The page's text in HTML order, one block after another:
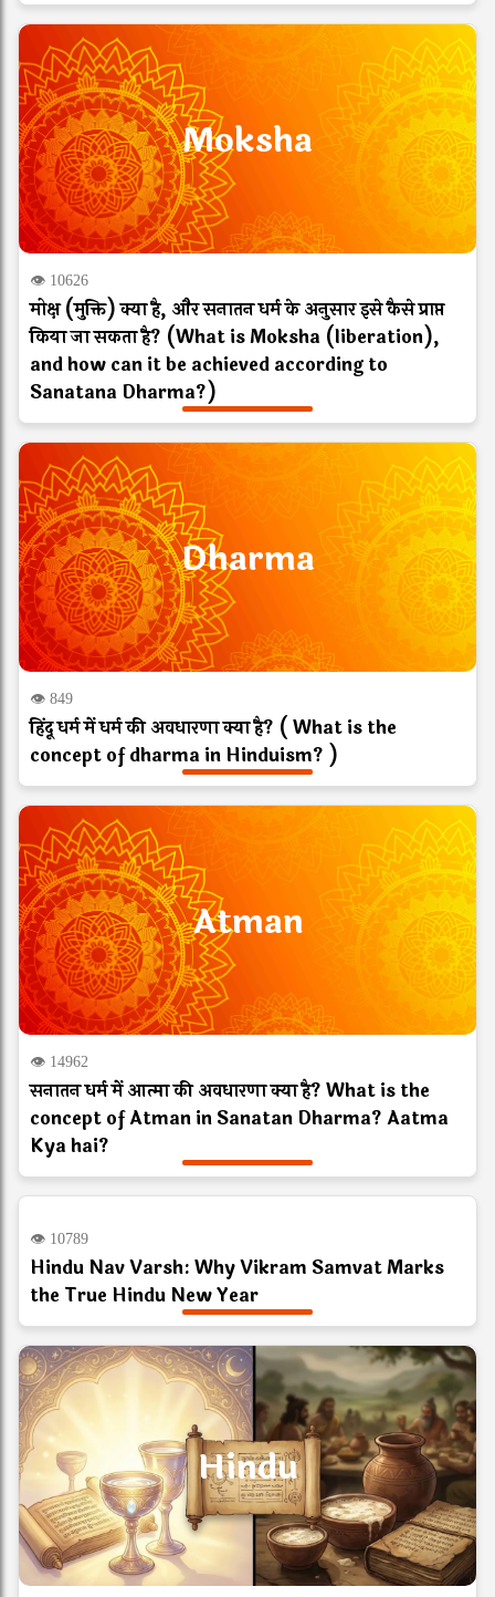
Moksha
👁 10626
मोक्ष (मुक्ति) क्या है, और सनातन धर्म के अनुसार इसे कैसे प्राप्त
किया जा सकता है? (What is Moksha (liberation),
and how can it be achieved according to
Sanatana Dharma?)
Dharma
👁 849
हिंदू धर्म में धर्म की अवधारणा क्या है? ( What is the
concept of dharma in Hinduism? )
Atman
👁 14962
सनातन धर्म में आत्मा की अवधारणा क्या है? What is the
concept of Atman in Sanatan Dharma? Aatma
Kya hai?
Hindu
👁 10789
Hindu Nav Varsh: Why Vikram Samvat Marks
the True Hindu New Year
Hindu